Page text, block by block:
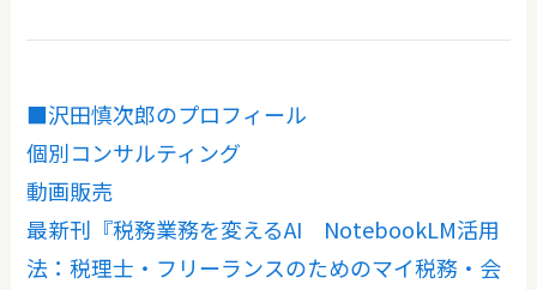
■沢田慎次郎のプロフィール
個別コンサルティング
動画販売
最新刊『税務業務を変えるAI NotebookLM活用
法：税理士・フリーランスのためのマイ税務・会